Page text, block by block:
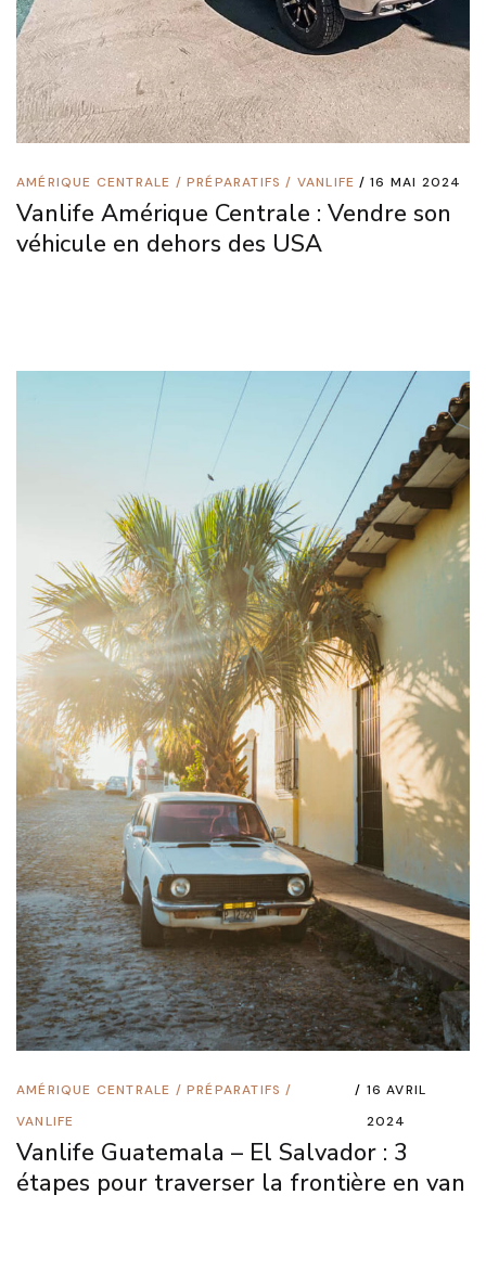
AMÉRIQUE CENTRALE /PRÉPARATIFS / VANLIFE 16 MAI 2024
Vanlife Amérique Centrale : Vendre son
véhicule en dehors des USA
AMÉRIQUE CENTRALE /PRÉPARATIFS /
VANLIFE
16 AVRIL
2024
Vanlife Guatemala – El Salvador : 3
étapes pour traverser la frontière en van